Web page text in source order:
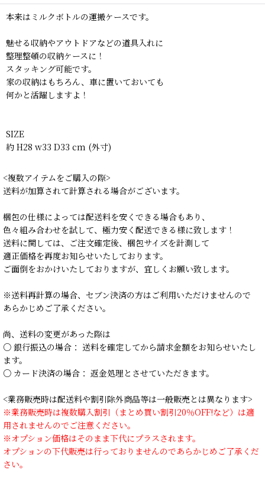
本来はミルクボトルの運搬ケースです。
魅せる収納やアウトドアなどの道具入れに
整理整頓の収納ケースに！
スタッキング可能です。
家の収納はもちろん、車に置いておいても
何かと活躍しますよ！
SIZE
約 H28 w33 D33 cm (外寸)
<複数アイテムをご購入の際>
送料が加算されて計算される場合がございます。
梱包の仕様によっては配送料を安くできる場合もあり、
色々組み合わせを試して、極力安く配送できる様に致します！
送料に関しては、ご注文確定後、梱包サイズを計測して
適正価格を再度お知らせいたしております。
ご面倒をおかけいたしておりますが、宜しくお願い致します。
※送料再計算の場合、セブン決済の方はご利用いただけませんので
あらかじめご了承ください。
尚、送料の変更があった際は
○ 銀行振込の場合： 送料を確定してから請求金額をお知らせいたし
ます。
○ カード決済の場合： 返金処理とさせていただきます。
<業務販売時は配送料や割引除外商品等は一般販売とは異なります>
※業務販売時は複数購入割引（まとめ買い割引20％OFF!など）は適
用されませんのでご注意ください。
※オプション価格はそのまま下代にプラスされます。
オプションの下代販売は行っておりませんのであらかじめご了承くだ
さい。